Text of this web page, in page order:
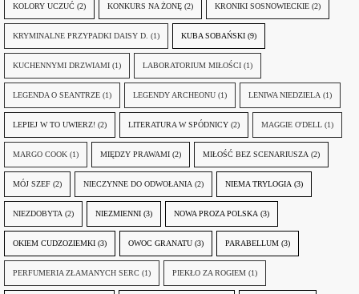
KOLORY UCZUĆ (2) KONKURS NA ŻONĘ (2) KRONIKI SOSNOWIECKIE (2)
KRYMINALNE PRZYPADKI DAISY D. (1) KUBA SOBAŃSKI (9)
KUCHENNYMI DRZWIAMI (1) LABORATORIUM MIŁOŚCI (1)
LEGENDA O SEANTRZE (1) LEGENDY ARCHEONU (1) LENIWA NIEDZIELA (1)
LEPIEJ W TO UWIERZ! (2) LITERATURA W SPÓDNICY (2) MAGGIE O'DELL (1)
MARGO COOK (1) MIĘDZY PRAWAMI (2) MIŁOŚĆ BEZ SCENARIUSZA (2)
MÓJ SZEF (2) NIECZYNNE DO ODWOŁANIA (2) NIEMA TRYLOGIA (3)
NIEZDOBYTA (2) NIEZMIENNI (3) NOWA PROZA POLSKA (3)
OKIEM CUDZOZIEMKI (3) OWOC GRANATU (3) PARABELLUM (3)
PERFUMERIA ZŁAMANYCH SERC (1) PIEKŁO ZA ROGIEM (1)